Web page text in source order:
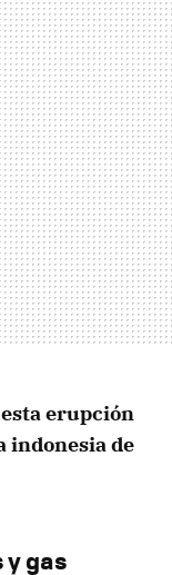
esta erupción
indonesia de
gas